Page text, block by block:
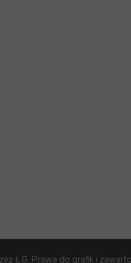
Ł.G. Prawa do grafik i